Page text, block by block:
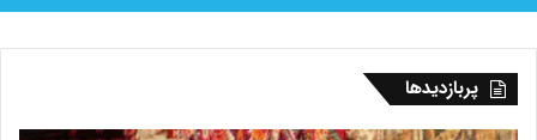
پربازدیدها